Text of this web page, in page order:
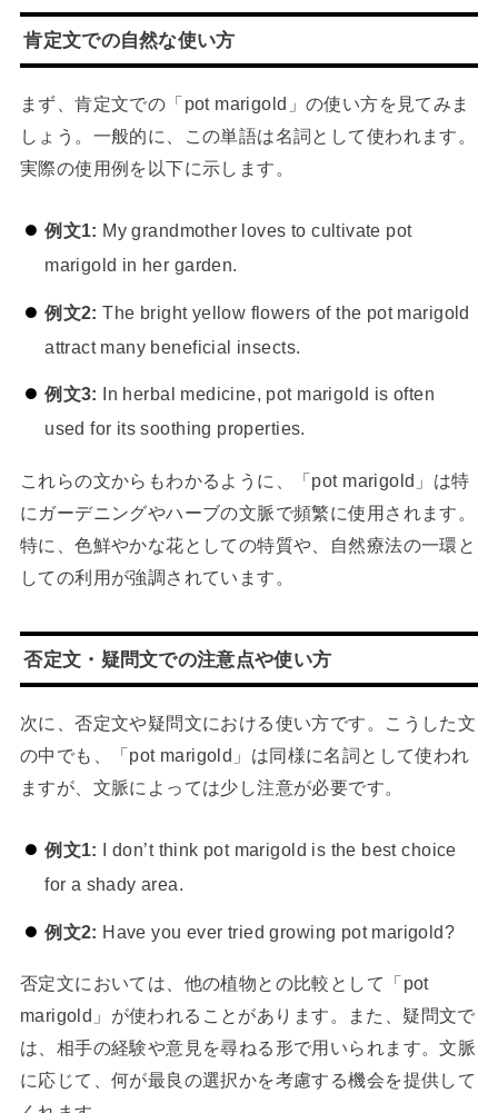
肯定文での自然な使い方
まず、肯定文での「pot marigold」の使い方を見てみま
しょう。一般的に、この単語は名詞として使われます。
実際の使用例を以下に示します。
例文1: My grandmother loves to cultivate pot
marigold in her garden.
例文2: The bright yellow flowers of the pot marigold
attract many beneficial insects.
例文3: In herbal medicine, pot marigold is often
used for its soothing properties.
これらの文からもわかるように、「pot marigold」は特
にガーデニングやハーブの文脈で頻繁に使用されます。
特に、色鮮やかな花としての特質や、自然療法の一環と
しての利用が強調されています。
否定文・疑問文での注意点や使い方
次に、否定文や疑問文における使い方です。こうした文
の中でも、「pot marigold」は同様に名詞として使われ
ますが、文脈によっては少し注意が必要です。
例文1: I don’t think pot marigold is the best choice
for a shady area.
例文2: Have you ever tried growing pot marigold?
否定文においては、他の植物との比較として「pot
marigold」が使われることがあります。また、疑問文で
は、相手の経験や意見を尋ねる形で用いられます。文脈
に応じて、何が最良の選択かを考慮する機会を提供して